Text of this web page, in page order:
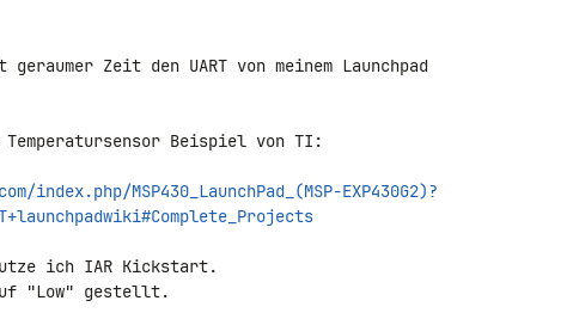
Zeit den UART von meinem Launchpad
Beispiel von TI:
MSP430_LaunchPad_(MSP-EXP430G2)?
ich IAR Kickstart.
"Low" gestellt.